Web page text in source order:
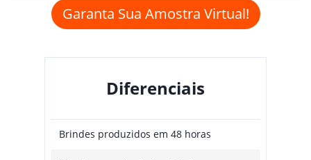
Garanta Sua Amostra Virtual!
Diferenciais
Brindes produzidos em 48 horas